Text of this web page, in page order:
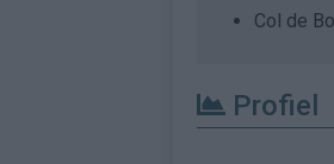
Col de
Profiel